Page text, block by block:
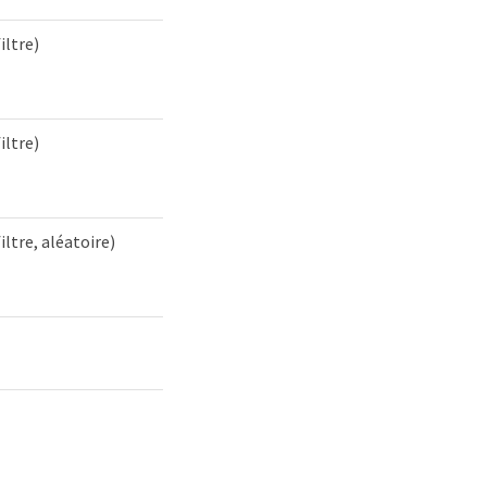
aléatoire)